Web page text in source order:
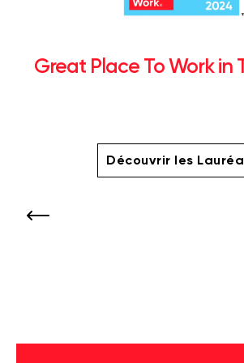
Great Place To Work in
Découvrir les